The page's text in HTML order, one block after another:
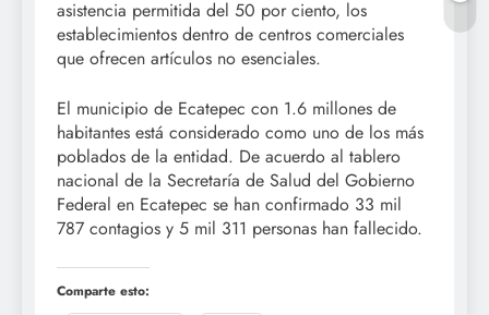
asistencia permitida del 50 por ciento, los
establecimientos dentro de centros comerciales
que ofrecen artículos no esenciales.
El municipio de Ecatepec con 1.6 millones de
habitantes está considerado como uno de los más
poblados de la entidad. De acuerdo al tablero
nacional de la Secretaría de Salud del Gobierno
Federal en Ecatepec se han confirmado 33 mil
787 contagios y 5 mil 311 personas han fallecido.
Comparte esto: